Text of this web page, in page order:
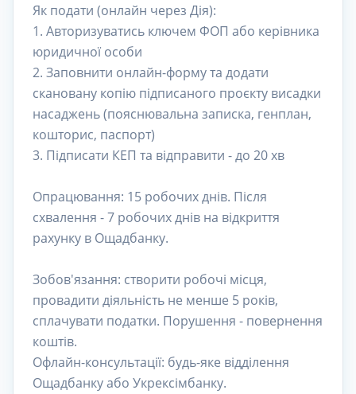
Як подати (онлайн через Дія):
1. Авторизуватись ключем ФОП або керівника
юридичної особи
2. Заповнити онлайн-форму та додати
скановану копію підписаного проєкту висадки
насаджень (пояснювальна записка, генплан,
кошторис, паспорт)
3. Підписати КЕП та відправити - до 20 хв
Опрацювання: 15 робочих днів. Після
схвалення - 7 робочих днів на відкриття
рахунку в Ощадбанку.
Зобов'язання: створити робочі місця,
провадити діяльність не менше 5 років,
сплачувати податки. Порушення - повернення
коштів.
Офлайн-консультації: будь-яке відділення
Ощадбанку або Укрексімбанку.